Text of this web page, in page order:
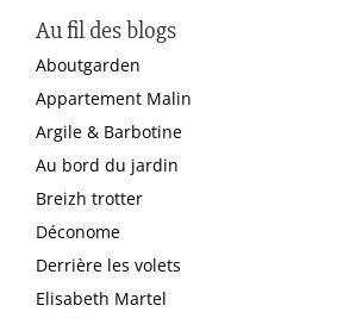
Au fil des blogs
Aboutgarden
Appartement Malin
Argile & Barbotine
Au bord du jardin
Breizh trotter
Déconome
Derrière les volets
Elisabeth Martel